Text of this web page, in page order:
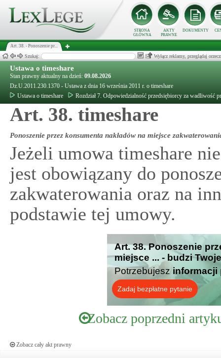
STRONA
GŁÓWNA
AKTY
PRAWNE
DOKUMENTY
Art. 38. - Ponoszenie pr...
Szukaj: Wyłącz reklamy, przeglądaj
Ustawa o timeshare
Stan prawny aktualny na dzień: 09.08.2026
Dz.U.2011.230.1370 - Ustawa z dnia 16 września 2011 r. o timeshare
Ustawa o timeshare
Rozdział 7. Odpowiedzialność przedsiębiorcy za wadliwość
Art. 38. timeshare
Ponoszenie przez konsumenta nakładów na miejsce
Jeżeli umowa timeshare
jest obowiązany do
zakwaterowania oraz na
podstawie tej umowy.
Art. 38. Ponoszenie
miejsce ... - budzi
Potrzebujesz informacji
Zadaj bezpłatne pytanie
Zobacz poprzedni
Zobacz cały akt prawny